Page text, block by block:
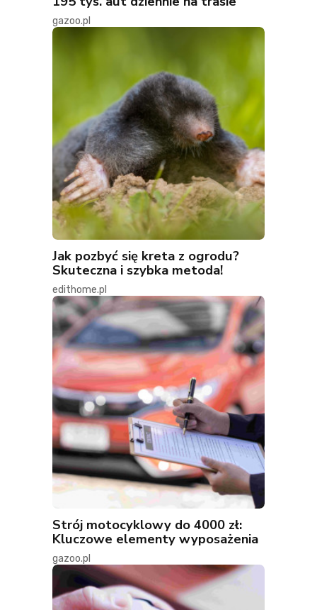
gazoo.pl
Jak pozbyć się kreta z ogrodu?
Skuteczna i szybka metoda!
edithome.pl
Strój motocyklowy do 4000 zł:
Kluczowe elementy wyposażenia
gazoo.pl